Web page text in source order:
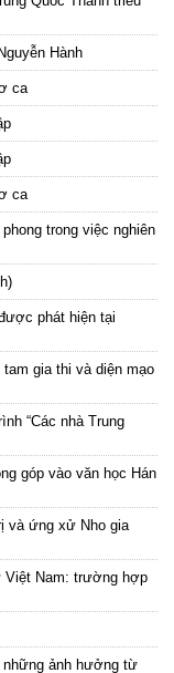
Hành
ca
ca
trong việc nghiên
phát hiện tại
gia thi và diện mạo
“Các nhà Trung
góp vào văn học Hán
và ứng xử Nho gia
Việt Nam: trường hợp
những ảnh hưởng từ